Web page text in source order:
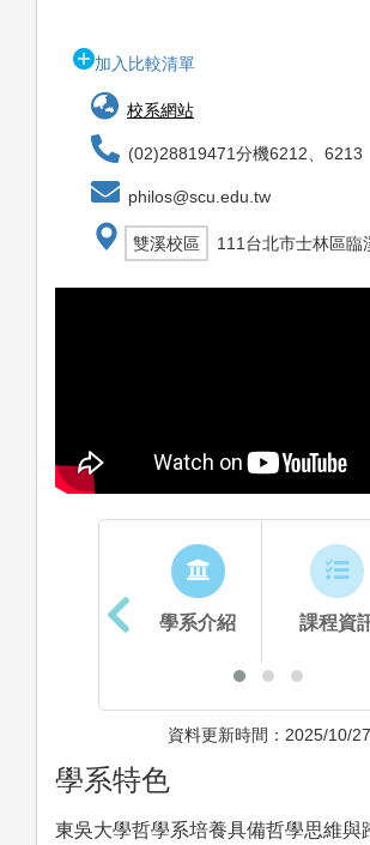
加入比較清單
校系網站
(02)28819471分機6212、6213
philos@scu.edu.tw
雙溪校區 111台北市士林區臨
學系介紹 課程資
資料更新時間：2025/10/
學系特色
東吳大學哲學系培養具備哲學思維與